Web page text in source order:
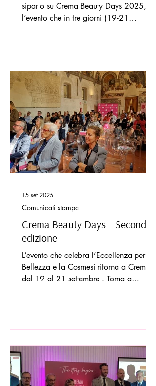
sipario su Crema Beauty Days 2025,
l’evento che in tre giorni (19‐21
della bellezza, della cosmesi e del
sostenibilità, inclusione ed innovazione.
Un evento del Comune di Crema,
realizzata in collaborazione con
Cosmetica Italia, Camera di Commercio
di Cremona, REI - Reindustria
Innovazione, ITS Academy Cremona -
Nuove Tecnol
Crema Beauty Days – Seconda
edizione
L’evento che celebra l’Eccellenza per la
Bellezza e la Cosmesi ritorna a Crema
dal 19 al 21 settembre . Torna a
Comunicati stampa
15 set 2025